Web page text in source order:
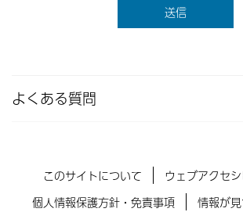
よくある質問
このサイトについて
ウェブアクセ
個人情報保護方針・免責事項
情報が